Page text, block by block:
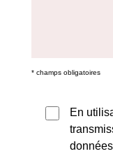
* champs obligatoires
En
données